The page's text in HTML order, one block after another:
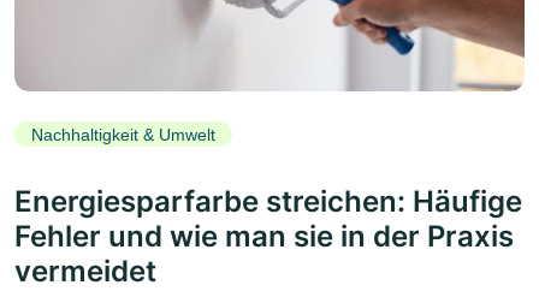
Nachhaltigkeit & Umwelt
Energiesparfarbe streichen: Häufige
Fehler und wie man sie in der Praxis
vermeidet